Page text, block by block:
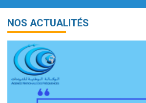
NOS ACTUALITÉS